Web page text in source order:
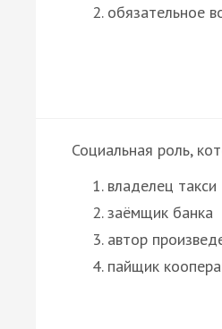
обязательное
Социальная роль,
владелец такси
заёмщик банка
автор
пайщик